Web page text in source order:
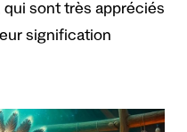
sont très appréciés
signification